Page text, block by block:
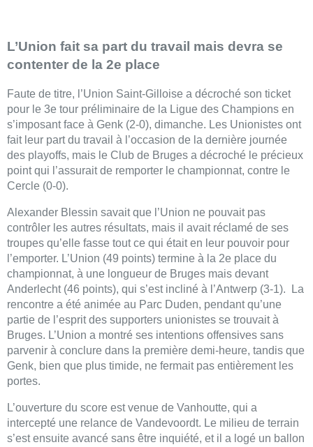
L’Union fait sa part du travail mais devra se
contenter de la 2e place
Faute de titre, l’Union Saint-Gilloise a décroché son ticket
pour le 3e tour préliminaire de la Ligue des Champions en
s’imposant face à Genk (2-0), dimanche. Les Unionistes ont
fait leur part du travail à l’occasion de la dernière journée
des playoffs, mais le Club de Bruges a décroché le précieux
point qui l’assurait de remporter le championnat, contre le
Cercle (0-0).
Alexander Blessin savait que l’Union ne pouvait pas
contrôler les autres résultats, mais il avait réclamé de ses
troupes qu’elle fasse tout ce qui était en leur pouvoir pour
l’emporter. L’Union (49 points) termine à la 2e place du
championnat, à une longueur de Bruges mais devant
Anderlecht (46 points), qui s’est incliné à l’Antwerp (3-1). La
rencontre a été animée au Parc Duden, pendant qu’une
partie de l’esprit des supporters unionistes se trouvait à
Bruges. L’Union a montré ses intentions offensives sans
parvenir à conclure dans la première demi-heure, tandis que
Genk, bien que plus timide, ne fermait pas entièrement les
portes.
L’ouverture du score est venue de Vanhoutte, qui a
intercepté une relance de Vandevoordt. Le milieu de terrain
s’est ensuite avancé sans être inquiété, et il a logé un ballon